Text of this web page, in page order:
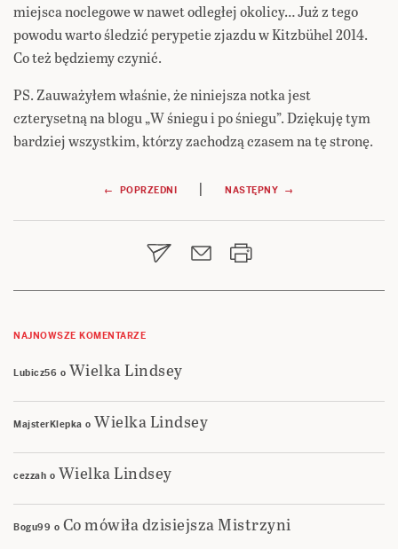
miejsca noclegowe w nawet odległej okolicy… Już z tego
powodu warto śledzić perypetie zjazdu w Kitzbühel 2014.
Co też będziemy czynić.
PS. Zauważyłem właśnie, że niniejsza notka jest
czterysetną na blogu „W śniegu i po śniegu”. Dziękuję tym
bardziej wszystkim, którzy zachodzą czasem na tę stronę.
Nawigacja
wpisu
← POPRZEDNI | NASTĘPNY →
NAJNOWSZE KOMENTARZE
Lubicz56 o Wielka Lindsey
MajsterKlepka o Wielka Lindsey
cezzah o Wielka Lindsey
Bogu99 o Co mówiła dzisiejsza Mistrzyni